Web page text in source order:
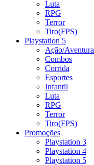
Luta
RPG
Terror
Tiro(FPS)
Playstation 5
Ação/Aventura
Combos
Corrida
Esportes
Infantil
Luta
RPG
Terror
Tiro(FPS)
Promoções
Playstation 3
Playstation 4
Playstation 5